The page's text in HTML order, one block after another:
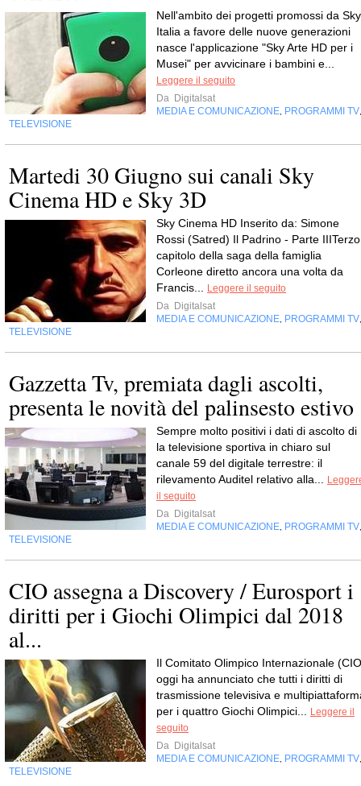
Nell'ambito dei progetti promossi da Sky
Italia a favore delle nuove generazioni
nasce l'applicazione "Sky Arte HD per i
Musei" per avvicinare i bambini e...
Leggere il seguito
Da Digitalsat
MEDIA E COMUNICAZIONE PROGRAMMI TV
TELEVISIONE
Martedi 30 Giugno sui canali Sky
Cinema HD e Sky 3D
Sky Cinema HD Inserito da: Simone
Rossi (Satred) Il Padrino - Parte IIITerzo
capitolo della saga della famiglia
Corleone diretto ancora una volta da
Francis...
Leggere il seguito
Da Digitalsat
MEDIA E COMUNICAZIONE PROGRAMMI TV
TELEVISIONE
Gazzetta Tv, premiata dagli ascolti,
presenta le novità del palinsesto estivo
Sempre molto positivi i dati di ascolto di
la televisione sportiva in chiaro sul
canale 59 del digitale terrestre: il
rilevamento Auditel relativo alla...
il seguito
Da Digitalsat
MEDIA E COMUNICAZIONE PROGRAMMI TV
TELEVISIONE
CIO assegna a Discovery / Eurosport i
diritti per i Giochi Olimpici dal 2018
al...
Il Comitato Olimpico Internazionale
oggi ha annunciato che tutti i diritti di
trasmissione televisiva e
per i quattro Giochi Olimpici...
Leggere il
seguito
Da Digitalsat
MEDIA E COMUNICAZIONE PROGRAMMI TV
TELEVISIONE